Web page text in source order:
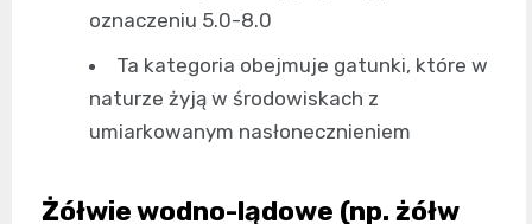
oznaczeniu 5.0-8.0
Ta kategoria obejmuje gatunki, które w
naturze żyją w środowiskach z
umiarkowanym nasłonecznieniem
Żółwie wodno-lądowe (np. żółw